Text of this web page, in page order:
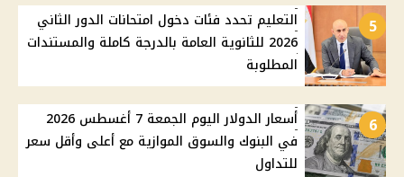
5
التعليم تحدد فئات دخول امتحانات الدور الثاني
2026 للثانوية العامة بالدرجة كاملة والمستندات
المطلوبة
6
أسعار الدولار اليوم الجمعة 7 أغسطس 2026
في البنوك والسوق الموازية مع أعلى وأقل سعر
للتداول